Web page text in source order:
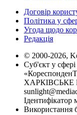
Договір
Політика у
Угода щодо
Редакція
© 2000-2026,
Суб'єкт у
ХАРКІВСЬКЕ
Ідентифікатор
Використання